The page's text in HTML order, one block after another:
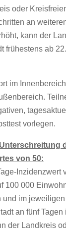
oder
an
kann der
frühestens ab
im
vorlegen.
von 50:
Inzidenzwert
100 000
und im
an fünf Tagen
der Landkreis